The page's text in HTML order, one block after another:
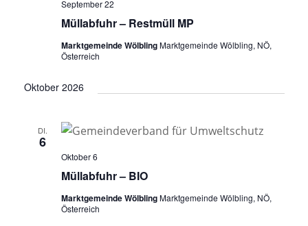
Müllabfuhr – Restmüll MP
September 22
Marktgemeinde WölblingMarktgemeinde Wölbling, NÖ,
Österreich
Oktober 2026
DI.
6
Müllabfuhr – BIO
Oktober 6
Marktgemeinde WölblingMarktgemeinde Wölbling, NÖ,
Österreich